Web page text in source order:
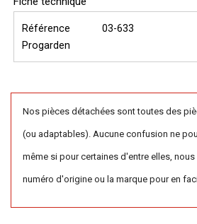
Référence
Progarden
03-633
Nos pièces détachées sont toutes des
(ou adaptables). Aucune confusion ne
même si pour certaines d'entre elles,
numéro d'origine ou la marque pour en